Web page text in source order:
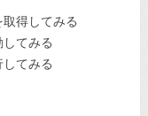
得してみる
てみる
てみる